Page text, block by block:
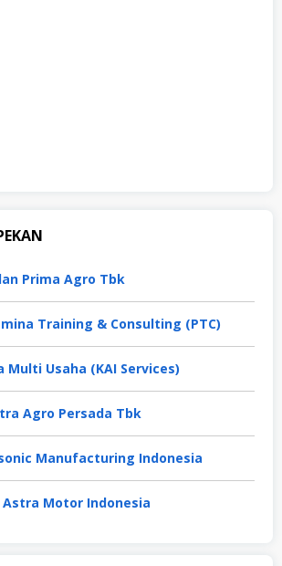
Prima Agro Tbk
Training & Consulting (PTC)
Multi Usaha (KAI Services)
Agro Persada Tbk
Manufacturing Indonesia
Astra Motor Indonesia